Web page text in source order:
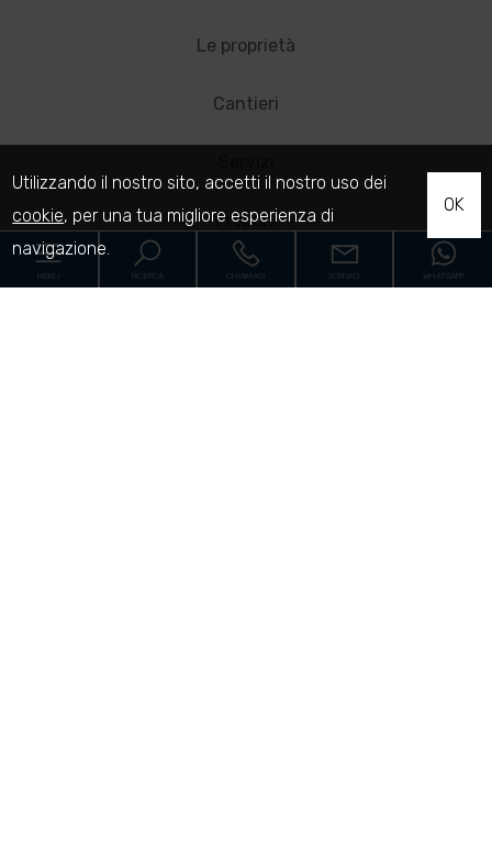
Le proprietà
Cantieri
Proponi
Richiedi
MENU RICERCA CHIAMACI SCRIVICI WHATSAPP
Utilizzando il nostro sito, accetti il nostro uso dei
cookie, per una tua migliore esperienza di
navigazione.
OK